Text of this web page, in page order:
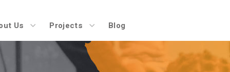
Us Projects Blog
Contact Us